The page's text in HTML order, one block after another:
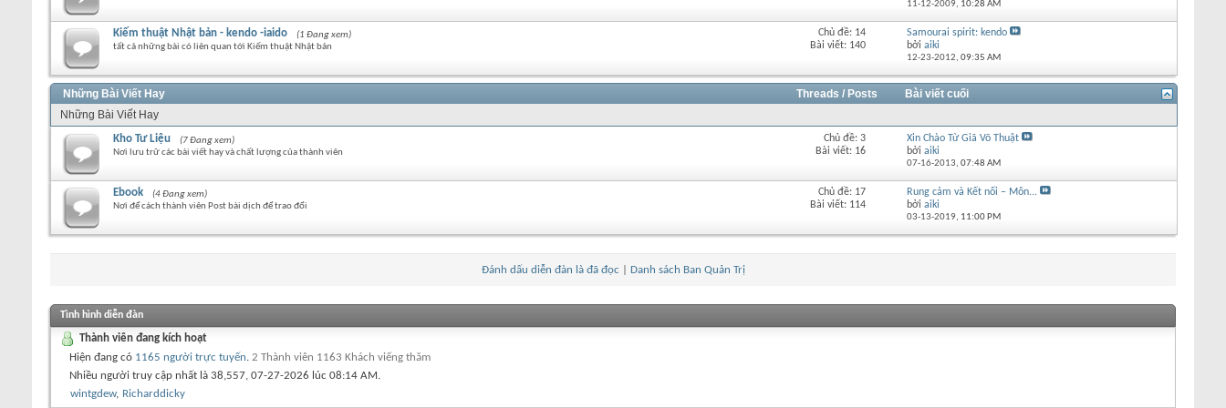
11-12-2009, 10:28 AM
Kiếm thuật Nhật bản - kendo -iaido
(1 Đang xem)
tất cả những bài có liên quan tới Kiếm thuật Nhật bản
Chủ đề: 14
Bài viết: 140
Samourai spirit: kendo
bởi aiki
12-23-2012, 09:35 AM
Những Bài Viết Hay Threads / Posts
Bài viết cuối
Những Bài Viết Hay
Kho Tư Liệu
(7 Đang xem)
Nơi lưu trữ các bài viết hay và chất lượng của thành viên
Chủ đề: 3
Bài viết: 16
Xin Chào Từ Giã Võ Thuật
bởi aiki
07-16-2013, 07:48 AM
Ebook
(4 Đang xem)
Nơi để cách thành viên Post bài dịch để trao đổi
Chủ đề: 17
Bài viết: 114
Rung cảm và Kết nối – Môn...
bởi aiki
03-13-2019, 11:00 PM
Đánh dấu diễn đàn là đã đọc Danh sách Ban Quản Trị
Tình hình diễn đàn
Thành viên đang kích hoạt
Hiện đang có 1165 người trực tuyến. 2 Thành viên 1163 Khách viếng thăm
Nhiều người truy cập nhất là 38,557, 07-27-2026 lúc 08:14 AM.
wintgdew, Richarddicky